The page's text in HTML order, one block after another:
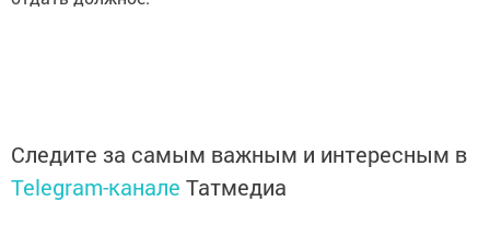
Следите за самым важным и интересным в
Telegram-канале Татмедиа